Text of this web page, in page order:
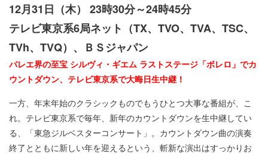
12月31日（木） 23時30分～24時45分
テレビ東京系6局ネット（TX、TVO、TVA、TSC、
TVh、TVQ）、ＢＳジャパン
バレエ界の至宝 シルヴィ・ギエム ラストステージ「ボレロ」でカ
ウントダウン、テレビ東京系で大晦日生中継！
一方、年末年始のクラシックものでもうひとつ大事な番組が、こ
れ。テレビ東京系で毎年、新年のカウントダウンを生中継してい
る、「東急ジルベスターコンサート」。カウントダウン曲の演奏
終了とともに新しい年を迎えるという、斬新な演出はすっかりお